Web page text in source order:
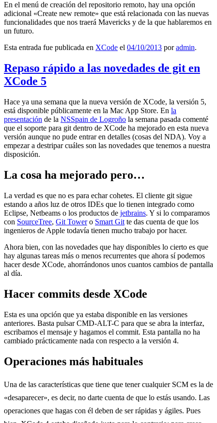
En el menú de creación del repositorio remoto, hay una opción
adicional «Create new remote» que está relacionada con las nuevas
funcionalidades que nos traerá Mavericks y de la que hablaremos en
un futuro.
Esta entrada fue publicada en XCode el 04/10/2013 poradmin.
Repaso rápido a las novedades de git en
XCode 5
Hace ya una semana que la nueva versión de XCode, la versión 5,
está disponible públicamente en la Mac App Store. En la
presentación de la NSSpain de Logroño la semana pasada comenté
que el soporte para git dentro de XCode ha mejorado en esta nueva
versión aunque no pude entrar en detalles (cosas del NDA). Voy a
empezar a destripar cuáles son las novedades que tenemos a nuestra
disposición.
La cosa ha mejorado pero…
La verdad es que no es para echar cohetes. El cliente git sigue
estando a años luz de otros IDEs que lo tienen integrado como
Eclipse, Netbeams o los productos de jetbrains. Y si lo comparamos
con SourceTree, Git Towero Smart Git te das cuenta de que los
ingenieros de Apple todavía tienen mucho trabajo por hacer.
Ahora bien, con las novedades que hay disponibles lo cierto es que
hay algunas tareas más o menos recurrentes que ahora sí podemos
hacer desde XCode, ahorrándonos unos cuantos cambios de pantalla
al día.
Hacer commits desde XCode
Esta es una opción que ya estaba disponible en las versiones
anteriores. Basta pulsar CMD-ALT-C para que se abra la interfaz,
escribamos el mensaje y hagamos el commit. Esta pantalla no ha
cambiado prácticamente nada con respecto a la versión 4.
Operaciones más habituales
Una de las características que tiene que tener cualquier SCM es la de
«desaparecer», es decir, no darte cuenta de que lo estás usando. Las
operaciones que hagas con él deben de ser rápidas y ágiles. Pues